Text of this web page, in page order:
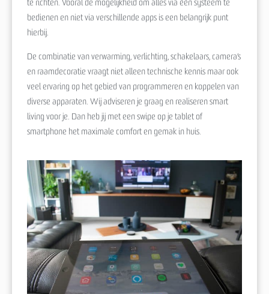
te richten. Vooral de mogelijkheid om alles via één systeem te
bedienen en niet via verschillende apps is een belangrijk punt
hierbij.
De combinatie van verwarming, verlichting, schakelaars, camera’s
en raamdecoratie vraagt niet alleen technische kennis maar ook
veel ervaring op het gebied van programmeren en koppelen van
diverse apparaten. Wij adviseren je graag en realiseren smart
living voor je. Dan heb jij met een swipe op je tablet of
smartphone het maximale comfort en gemak in huis.